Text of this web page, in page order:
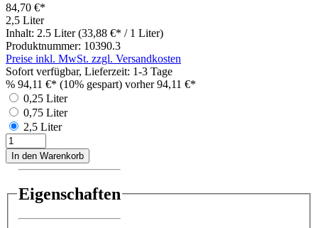
84,70 €*
2,5 Liter
Inhalt: 2.5 Liter (33,88 €* / 1 Liter)
Produktnummer: 10390.3
Preise inkl. MwSt. zzgl. Versandkosten
Sofort verfügbar, Lieferzeit: 1-3 Tage
% 94,11 €* (10% gespart) vorher 94,11 €*
0,25 Liter
0,75 Liter
2,5 Liter
In den Warenkorb
Eigenschaften